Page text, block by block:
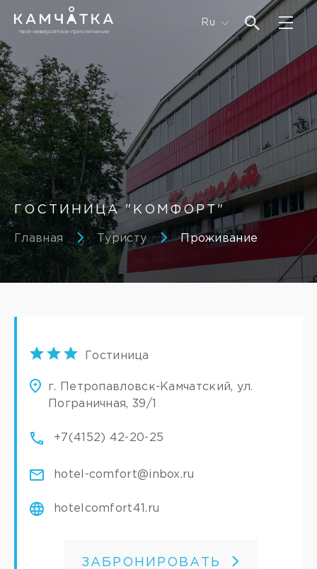
Ru
ГОСТИНИЦА "КОМФОРТ"
Главная Туристу Проживание
Гостиница
г. Петропавловск-Камчатский, ул.
Пограничная, 39/1
+7(4152) 42-20-25
hotel-comfort@inbox.ru
hotelcomfort41.ru
ЗАБРОНИРОВАТЬ